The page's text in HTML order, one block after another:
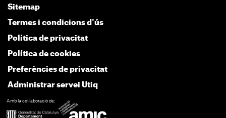
Sitemap
Termes i condicions d'ús
Política de privacitat
Política de cookies
Preferències de privacitat
Administrar servei Utiq
Amb la col·laboració de: